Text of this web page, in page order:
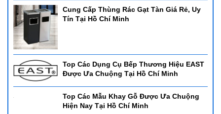
Cung Cấp Thùng Rác Gạt Tàn Giá Rẻ, Uy
Tín Tại Hồ Chí Minh
Top Các Dụng Cụ Bếp Thương Hiệu EAST
Được Ưa Chuộng Tại Hồ Chí Minh
Top Các Mẫu Khay Gỗ Được Ưa Chuộng
Hiện Nay Tại Hồ Chí Minh